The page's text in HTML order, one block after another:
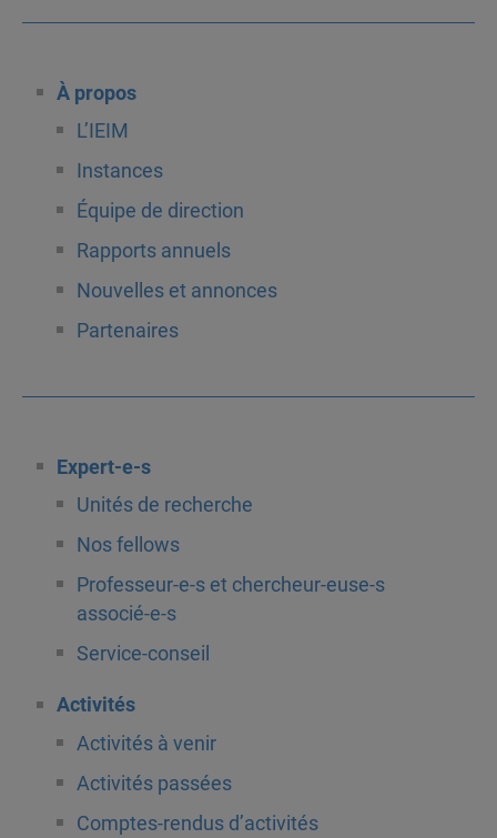
À propos
L’IEIM
Instances
Équipe de direction
Rapports annuels
Nouvelles et annonces
Partenaires
Expert-e-s
Unités de recherche
Nos fellows
Professeur-e-s et chercheur-euse-s
associé-e-s
Service-conseil
Activités
Activités à venir
Activités passées
Comptes-rendus d’activités